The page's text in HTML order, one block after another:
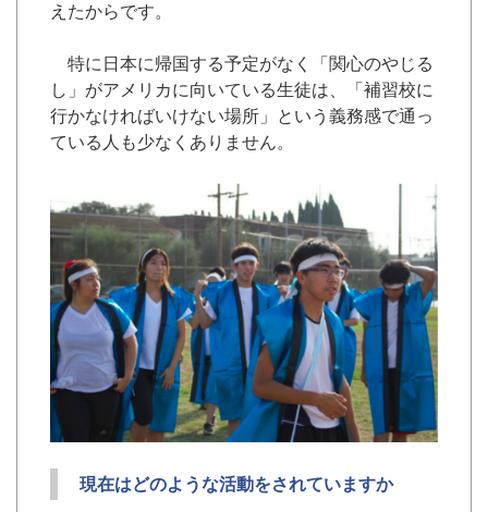
えたからです。
特に日本に帰国する予定がなく「関心のやじる
し」がアメリカに向いている生徒は、「補習校に
行かなければいけない場所」という義務感で通っ
ている人も少なくありません。
現在はどのような活動をされていますか